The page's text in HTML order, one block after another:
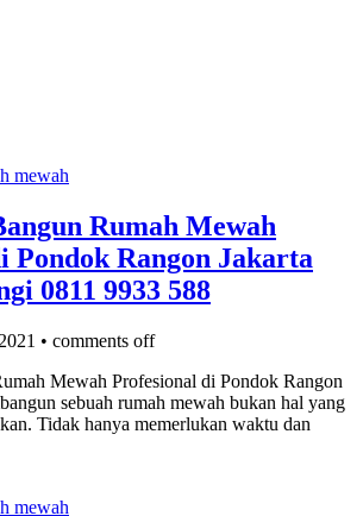
mewah
Rumah Mewah
Pondok Rangon Jakarta
0811 9933 588
• comments off
Mewah Profesional di Pondok Rangon
sebuah rumah mewah bukan hal yang
Tidak hanya memerlukan waktu dan
mewah